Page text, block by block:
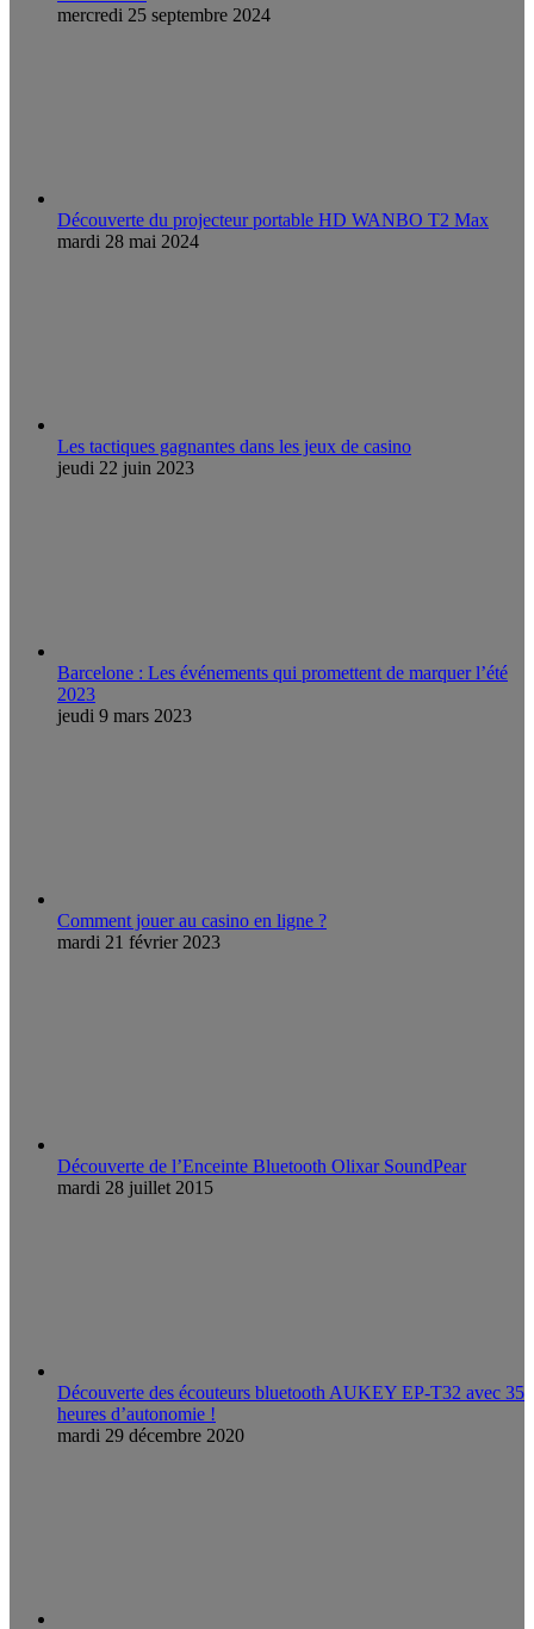
mercredi 25 septembre 2024
Découverte du projecteur portable HD WANBO T2 Max
mardi 28 mai 2024
Les tactiques gagnantes dans les jeux de casino
jeudi 22 juin 2023
Barcelone : Les événements qui promettent de marquer l’été
2023
jeudi 9 mars 2023
Comment jouer au casino en ligne ?
mardi 21 février 2023
Découverte de l’Enceinte Bluetooth Olixar SoundPear
mardi 28 juillet 2015
Découverte des écouteurs bluetooth AUKEY EP-T32 avec 35
heures d’autonomie !
mardi 29 décembre 2020